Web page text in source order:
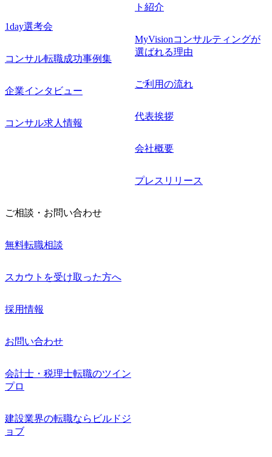
1day選考会
コンサル転職成功事例集
企業インタビュー
コンサル求人情報
ト紹介
MyVisionコンサルティングが
選ばれる理由
ご利用の流れ
代表挨拶
会社概要
プレスリリース
ご相談・お問い合わせ
無料転職相談
スカウトを受け取った方へ
採用情報
お問い合わせ
会計士・税理士転職のツイン
プロ
建設業界の転職ならビルドジ
ョブ